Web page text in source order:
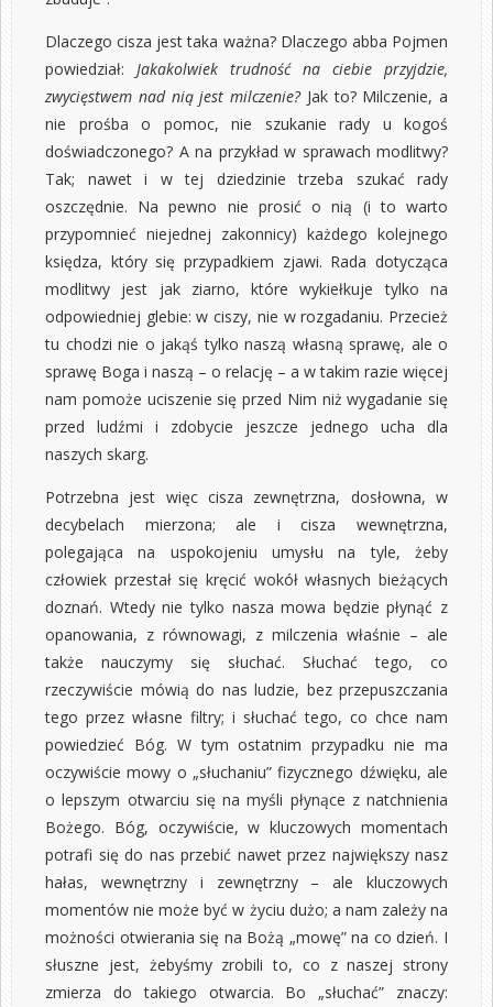
Dlaczego cisza jest taka ważna? Dlaczego abba Pojmen
powiedział: Jakakolwiek trudność na ciebie przyjdzie,
zwycięstwem nad nią jest milczenie?Jak to? Milczenie, a
nie prośba o pomoc, nie szukanie rady u kogoś
doświadczonego? A na przykład w sprawach modlitwy?
Tak; nawet i w tej dziedzinie trzeba szukać rady
oszczędnie. Na pewno nie prosić o nią (i to warto
przypomnieć niejednej zakonnicy) każdego kolejnego
księdza, który się przypadkiem zjawi. Rada dotycząca
modlitwy jest jak ziarno, które wykiełkuje tylko na
odpowiedniej glebie: w ciszy, nie w rozgadaniu. Przecież
tu chodzi nie o jakąś tylko naszą własną sprawę, ale o
sprawę Boga i naszą – o relację – a w takim razie więcej
nam pomoże uciszenie się przed Nim niż wygadanie się
przed ludźmi i zdobycie jeszcze jednego ucha dla
naszych skarg.
Potrzebna jest więc cisza zewnętrzna, dosłowna, w
decybelach mierzona; ale i cisza wewnętrzna,
polegająca na uspokojeniu umysłu na tyle, żeby
człowiek przestał się kręcić wokół własnych bieżących
doznań. Wtedy nie tylko nasza mowa będzie płynąć z
opanowania, z równowagi, z milczenia właśnie – ale
także nauczymy się słuchać. Słuchać tego, co
rzeczywiście mówią do nas ludzie, bez przepuszczania
tego przez własne filtry; i słuchać tego, co chce nam
powiedzieć Bóg. W tym ostatnim przypadku nie ma
oczywiście mowy o „słuchaniu” fizycznego dźwięku, ale
o lepszym otwarciu się na myśli płynące z natchnienia
Bożego. Bóg, oczywiście, w kluczowych momentach
potrafi się do nas przebić nawet przez największy nasz
hałas, wewnętrzny i zewnętrzny – ale kluczowych
momentów nie może być w życiu dużo; a nam zależy na
możności otwierania się na Bożą „mowę” na co dzień. I
słuszne jest, żebyśmy zrobili to, co z naszej strony
zmierza do takiego otwarcia. Bo „słuchać” znaczy: